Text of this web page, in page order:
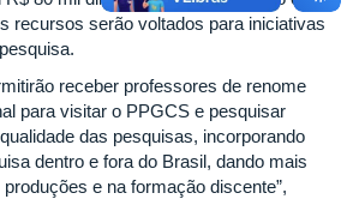
recursos serão voltados para iniciativas
receber professores de renome
para visitar o PPGCS e pesquisar
das pesquisas, incorporando
dentro e fora do Brasil, dando mais
e na formação discente”,